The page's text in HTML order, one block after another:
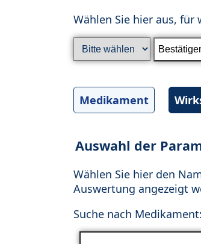
Wählen Sie hier aus, für
Medikament
Auswahl der
Wählen Sie hier den
Auswertung angezeigt
Suche nach Medikament: